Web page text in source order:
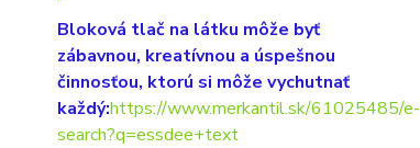
Bloková tlač na látku môže byť
zábavnou, kreatívnou a úspešnou
činnosťou, ktorú si môže vychutnať
každý:https://www.merkantil.sk/61025485/e-
search?q=essdee+text